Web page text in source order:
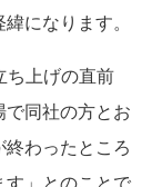
になります。
上げの直前
同社の方とお
わったところ
」とのことで